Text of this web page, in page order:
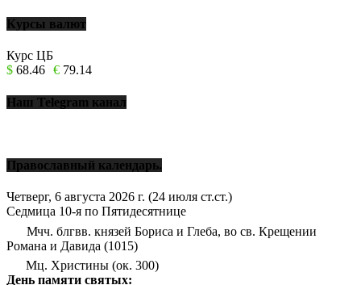
Курсы валют
Курс ЦБ
$ 68.46 € 79.14
Наш Telegram канал
Православный календарь.
Четверг, 6 августа 2026 г. (24 июля ст.ст.)
Седмица 10-я по Пятидесятнице
Мчч. блгвв. князей Бориса и Глеба, во св. Крещении
Романа и Давида (1015)
Мц. Христины (ок. 300)
День памяти святых: